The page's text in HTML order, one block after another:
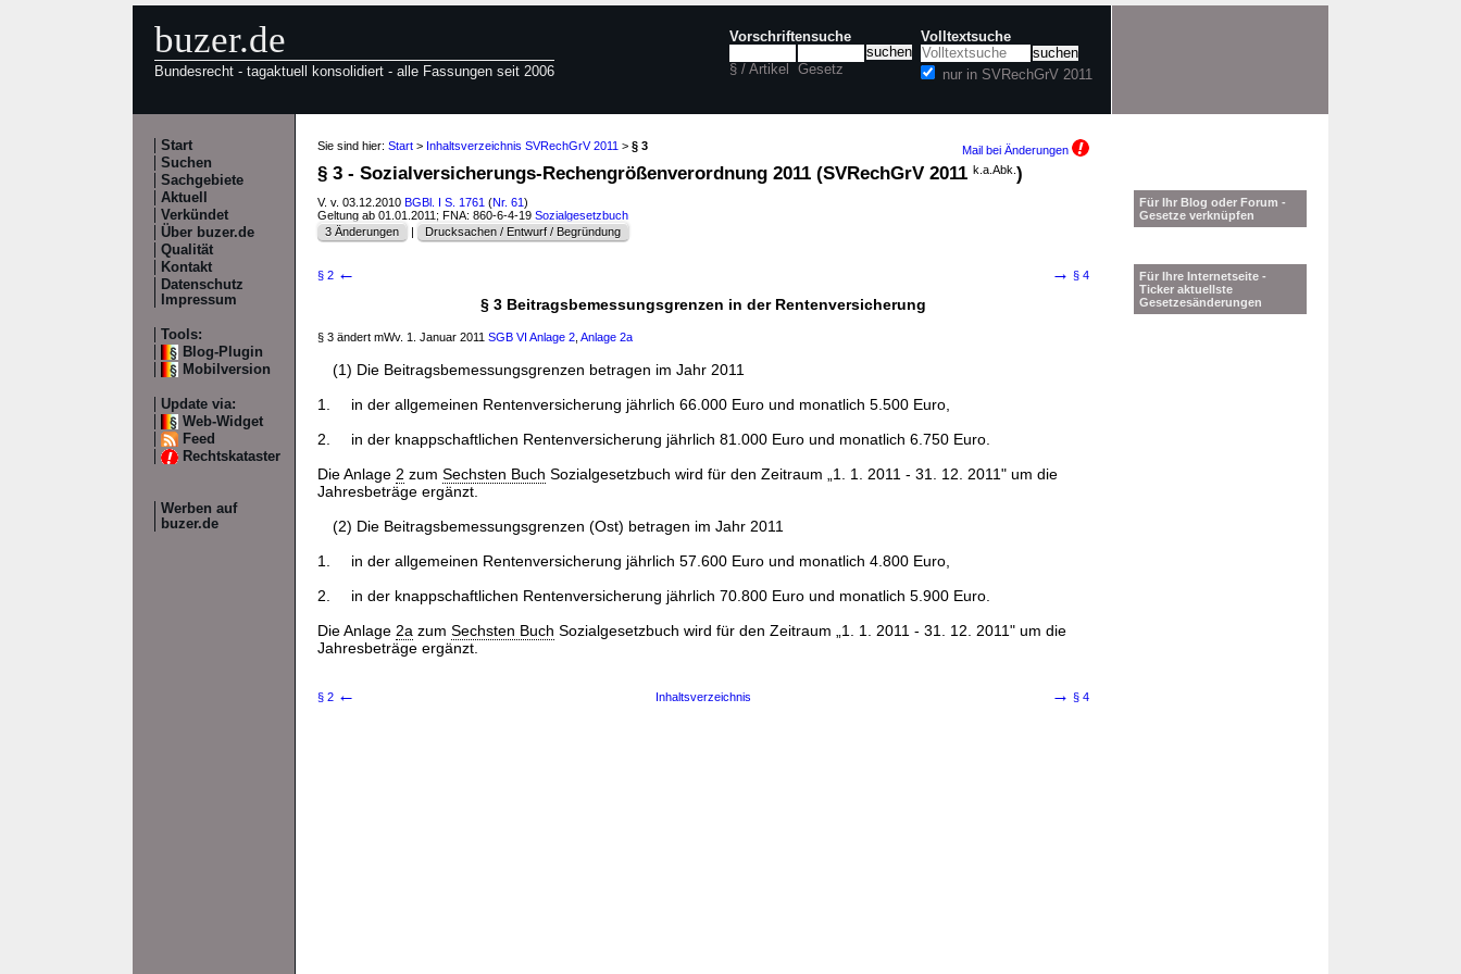
buzer.de
Bundesrecht - tagaktuell konsolidiert - alle Fassungen seit 2006
Vorschriftensuche
§ / Artikel Gesetz
Volltextsuche
nur in SVRechGrV 2011
Start
Suchen
Sachgebiete
Aktuell
Verkündet
Über buzer.de
Qualität
Kontakt
Datenschutz
Impressum
Tools:
Blog-Plugin
Mobilversion
Update via:
Web-Widget
Feed
Rechtskataster
Werben auf
buzer.de
Sie sind hier: Start > Inhaltsverzeichnis SVRechGrV 2011 > § 3 Mail bei Änderungen
§ 3 - Sozialversicherungs-Rechengrößenverordnung 2011 (SVRechGrV 2011 k.a.Abk. )
V. v. 03.12.2010 BGBl. I S. 1761 (Nr. 61)
Geltung ab 01.01.2011; FNA: 860-6-4-19 Sozialgesetzbuch
3 Änderungen
| Drucksachen / Entwurf / Begründung
§ 2 ← → § 4
§ 3 Beitragsbemessungsgrenzen in der Rentenversicherung
§ 3 ändert mWv. 1. Januar 2011 SGB VI Anlage 2 Anlage 2a
(1) Die Beitragsbemessungsgrenzen betragen im Jahr 2011
1.
in der allgemeinen Rentenversicherung jährlich 66.000 Euro und monatlich 5.500 Euro,
2.
in der knappschaftlichen Rentenversicherung jährlich 81.000 Euro und monatlich 6.750 Euro.
Die Anlage 2 zum Sechsten Buch Sozialgesetzbuch wird für den Zeitraum „1. 1. 2011 - 31. 12. 2011" um die
Jahresbeträge ergänzt.
(2) Die Beitragsbemessungsgrenzen (Ost) betragen im Jahr 2011
1.
in der allgemeinen Rentenversicherung jährlich 57.600 Euro und monatlich 4.800 Euro,
2.
in der knappschaftlichen Rentenversicherung jährlich 70.800 Euro und monatlich 5.900 Euro.
Die Anlage 2a zum Sechsten Buch Sozialgesetzbuch wird für den Zeitraum „1. 1. 2011 - 31. 12. 2011" um die
Jahresbeträge ergänzt.
§ 2 ← Inhaltsverzeichnis → § 4
Für Ihr Blog oder Forum -
Gesetze verknüpfen
Für Ihre Internetseite -
Ticker aktuellste
Gesetzesänderungen